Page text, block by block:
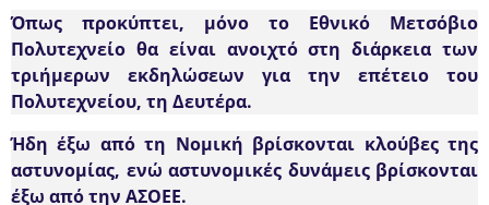
Όπως προκύπτει, μόνο το Εθνικό Μετσόβιο
Πολυτεχνείο θα είναι ανοιχτό στη διάρκεια των
τριήμερων εκδηλώσεων για την επέτειο του
Πολυτεχνείου, τη Δευτέρα.
Ήδη έξω από τη Νομική βρίσκονται κλούβες της
αστυνομίας, ενώ αστυνομικές δυνάμεις βρίσκονται
έξω από την ΑΣΟΕΕ.